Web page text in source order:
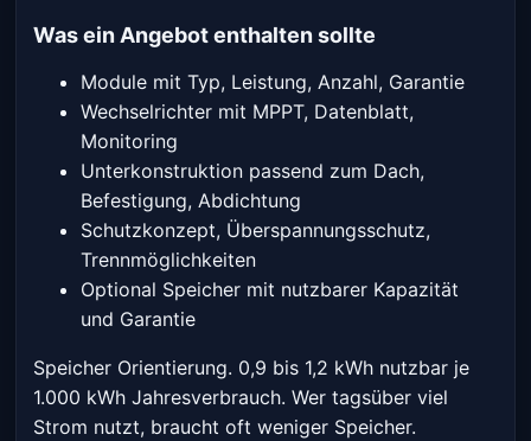
Was ein Angebot enthalten sollte
Module mit Typ, Leistung, Anzahl, Garantie
Wechselrichter mit MPPT, Datenblatt,
Monitoring
Unterkonstruktion passend zum Dach,
Befestigung, Abdichtung
Schutzkonzept, Überspannungsschutz,
Trennmöglichkeiten
Optional Speicher mit nutzbarer Kapazität
und Garantie
Speicher Orientierung. 0,9 bis 1,2 kWh nutzbar je
1.000 kWh Jahresverbrauch. Wer tagsüber viel
Strom nutzt, braucht oft weniger Speicher.